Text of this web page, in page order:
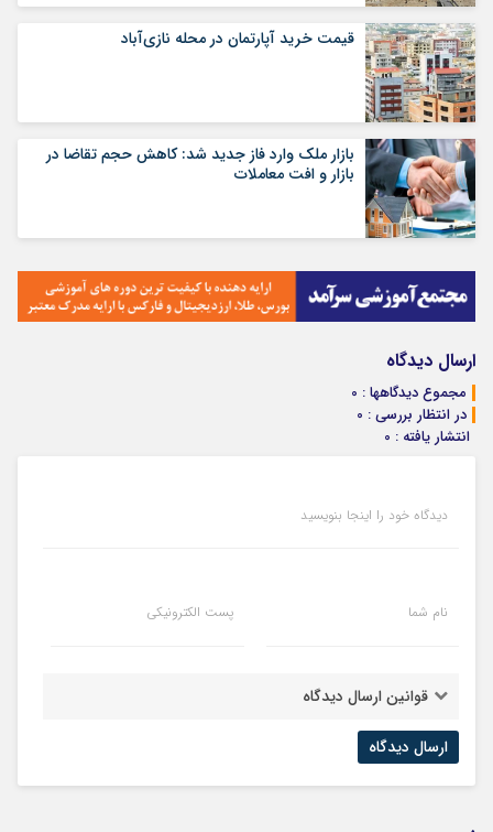
قیمت خرید آپارتمان در محله نازی‌آباد
بازار ملک وارد فاز جدید شد: کاهش حجم تقاضا در
بازار و افت معاملات
ارسال دیدگاه
مجموع دیدگاهها : 0
در انتظار بررسی : 0
انتشار یافته : 0
دیدگاه خود را اینجا بنویسید
نام شما پست الکترونیکی
قوانین ارسال دیدگاه